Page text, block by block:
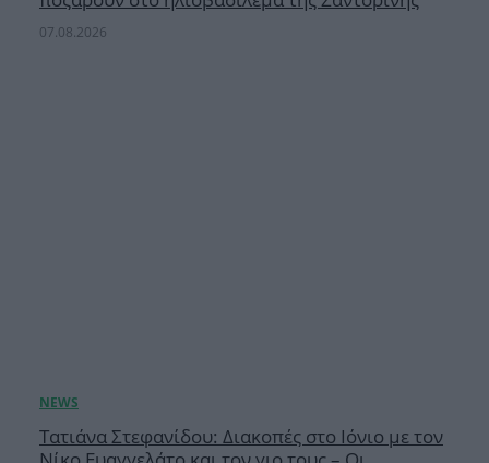
07.08.2026
Τατιάνα Στεφανίδου: Διακοπές στο Ιόνιο με τον